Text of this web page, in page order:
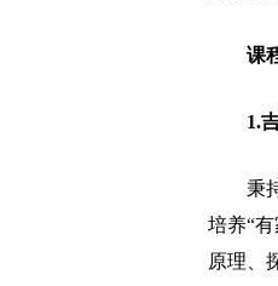
课
1.吉
秉持
培养“
原理、